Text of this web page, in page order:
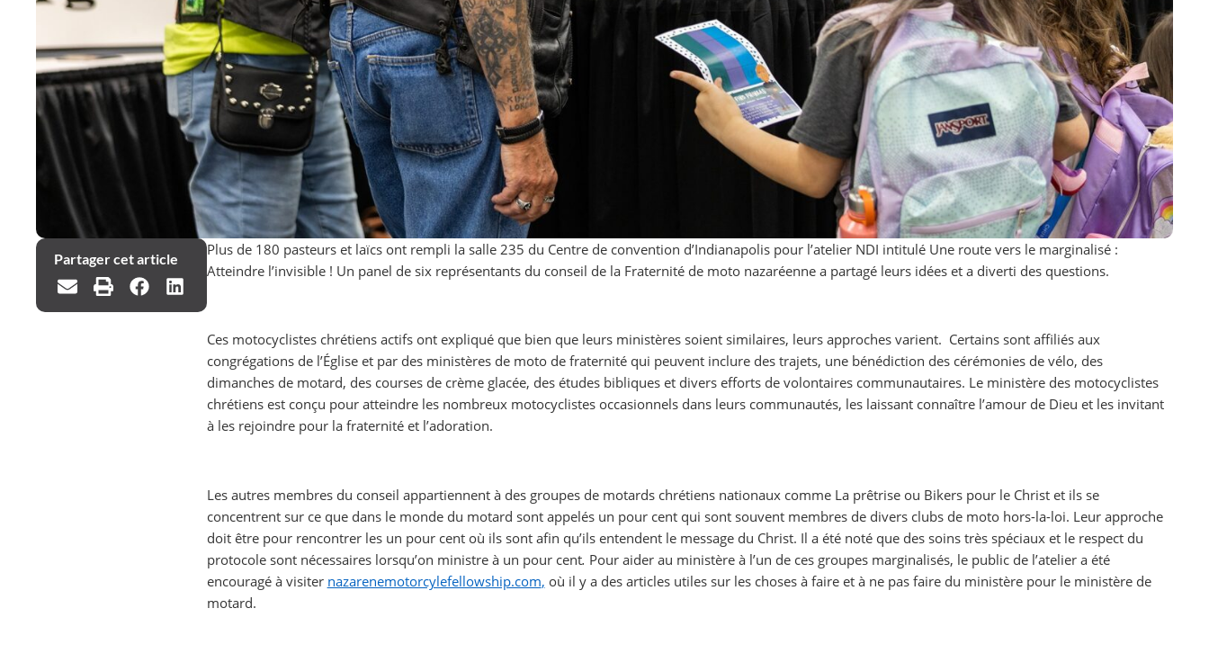
Partager cet article
Plus de 180 pasteurs et laïcs ont rempli la salle 235 du Centre de convention d’Indianapolis pour l’atelier NDI intitulé Une route vers le marginalisé :
Atteindre l’invisible ! Un panel de six représentants du conseil de la Fraternité de moto nazaréenne a partagé leurs idées et a diverti des questions.
Ces motocyclistes chrétiens actifs ont expliqué que bien que leurs ministères soient similaires, leurs approches varient. Certains sont affiliés aux
congrégations de l’Église et par des ministères de moto de fraternité qui peuvent inclure des trajets, une bénédiction des cérémonies de vélo, des
dimanches de motard, des courses de crème glacée, des études bibliques et divers efforts de volontaires communautaires. Le ministère des motocyclistes
chrétiens est conçu pour atteindre les nombreux motocyclistes occasionnels dans leurs communautés, les laissant connaître l’amour de Dieu et les invitant
à les rejoindre pour la fraternité et l’adoration.
Les autres membres du conseil appartiennent à des groupes de motards chrétiens nationaux comme La prêtrise ou Bikers pour le Christ et ils se
concentrent sur ce que dans le monde du motard sont appelés un pour cent qui sont souvent membres de divers clubs de moto hors-la-loi. Leur approche
doit être pour rencontrer les un pour cent où ils sont afin qu’ils entendent le message du Christ. Il a été noté que des soins très spéciaux et le respect du
protocole sont nécessaires lorsqu’on ministre à un pour cent. Pour aider au ministère à l’un de ces groupes marginalisés, le public de l’atelier a été
encouragé à visiter nazarenemotorcylefellowship.com, où il y a des articles utiles sur les choses à faire et à ne pas faire du ministère pour le ministère de
motard.